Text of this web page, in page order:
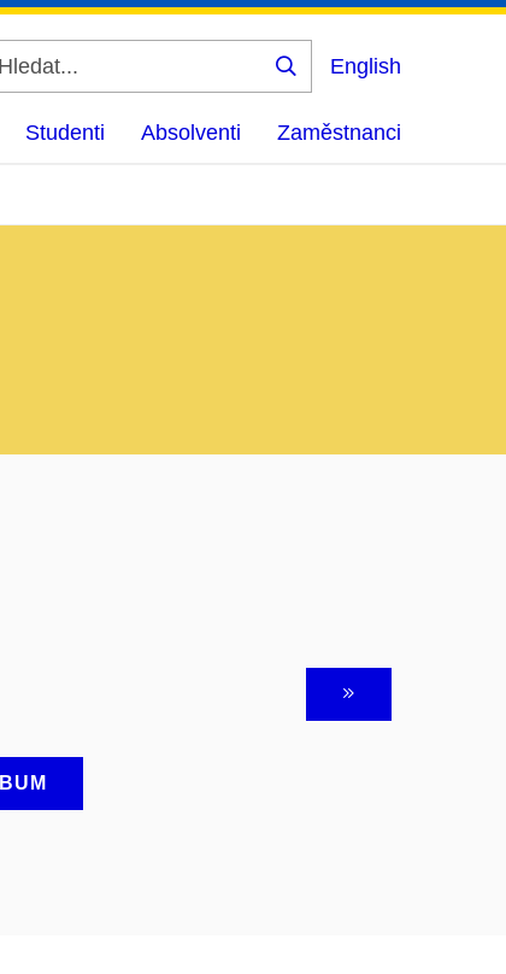
Vyhledat
English
Studenti Absolventi Zaměstnanci